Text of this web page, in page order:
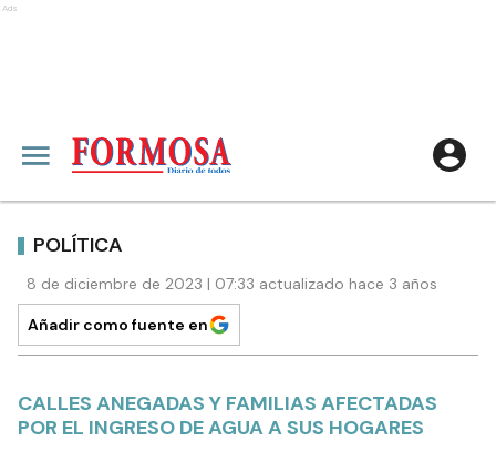
Ads
POLÍTICA
8 de diciembre de 2023 | 07:33 actualizado hace 3 años
Añadir como fuente en
CALLES ANEGADAS Y FAMILIAS AFECTADAS
POR EL INGRESO DE AGUA A SUS HOGARES